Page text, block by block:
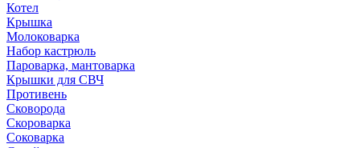
Котел
Крышка
Молоковарка
Набор кастрюль
Пароварка, мантоварка
Крышки для СВЧ
Противень
Сковорода
Скороварка
Соковарка